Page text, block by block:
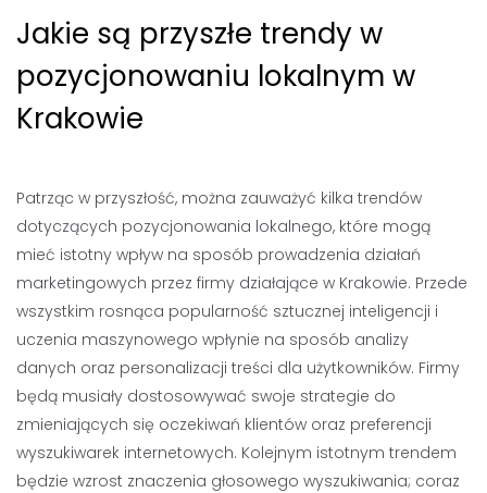
Jakie są przyszłe trendy w
pozycjonowaniu lokalnym w
Krakowie
Patrząc w przyszłość, można zauważyć kilka trendów
dotyczących pozycjonowania lokalnego, które mogą
mieć istotny wpływ na sposób prowadzenia działań
marketingowych przez firmy działające w Krakowie. Przede
wszystkim rosnąca popularność sztucznej inteligencji i
uczenia maszynowego wpłynie na sposób analizy
danych oraz personalizacji treści dla użytkowników. Firmy
będą musiały dostosowywać swoje strategie do
zmieniających się oczekiwań klientów oraz preferencji
wyszukiwarek internetowych. Kolejnym istotnym trendem
będzie wzrost znaczenia głosowego wyszukiwania; coraz